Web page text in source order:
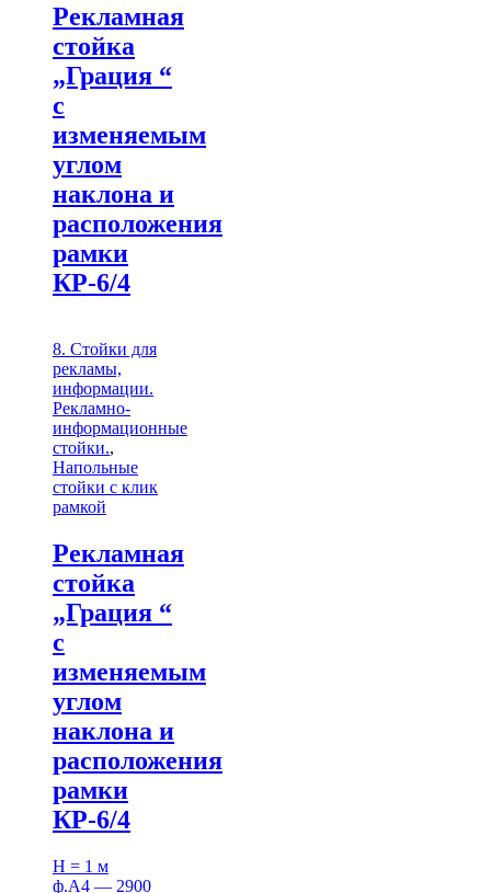
Рекламная
стойка
„Грация “
с
изменяемым
углом
наклона и
расположения
рамки
КР-6/4
8. Стойки для
рекламы,
информации.
Рекламно-
информационные
стойки.,
Напольные
стойки с клик
рамкой
Рекламная
стойка
„Грация “
с
изменяемым
углом
наклона и
расположения
рамки
КР-6/4
H = 1 м
ф.А4 — 2900